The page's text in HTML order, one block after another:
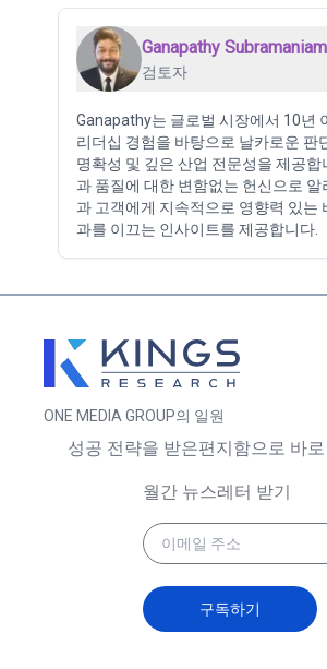
Ganapathy
검토자
Ganapathy는 글로벌 시장에서 10년
리더십 경험을 바탕으로 날카로운 판
명확성 및 깊은 산업 전문성을 제공합
과 품질에 대한 변함없는 헌신으로 알
과 고객에게 지속적으로 영향력 있는
과를 이끄는 인사이트를 제공합니다.
ONE MEDIA GROUP의 일원
성공 전략을 받은편지함으로 바
월간 뉴스레터 받기
구독하기